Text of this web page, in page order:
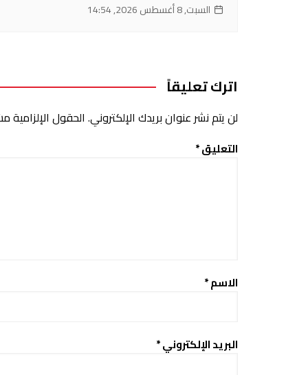
السبت, 8 أغسطس 2026, 14:54
اترك تعليقاً
لن يتم نشر عنوان بريدك الإلكتروني. الحقول الإلزامية
التعليق*
الاسم*
البريد الإلكتروني*